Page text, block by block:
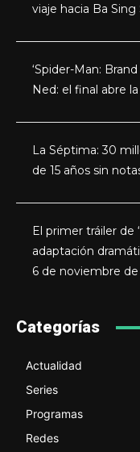
viaje hacia Ba Sing
‘Spider-Man:
Ned: el final abre
La Séptima: 30
de 15 años sin
El primer tráiler de
adaptación
6 de noviembre
Categorías
Actualidad
Series
Programas
Redes